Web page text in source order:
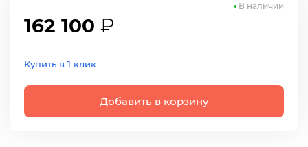
162 100 ₽
Купить в 1 клик
Добавить в корзину
В наличии